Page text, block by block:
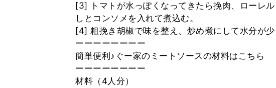
[3] トマトが水っぽくなってきたら挽肉、ローレ
しとコンソメを入れて煮込む。
[4] 粗挽き胡椒で味を整え、炒め煮にして水分が
ーーーーーーーー
簡単便利♪ぐー家のミートソースの材料はこちら
ーーーーーーーー
材料（4人分）